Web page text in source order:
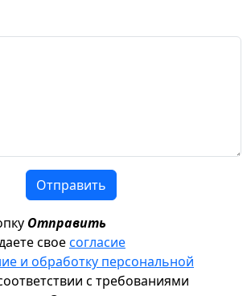
Отправить
Отправить
своесогласие
и обработку персональной
с требованиями